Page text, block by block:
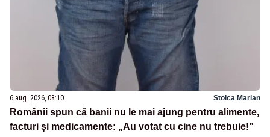
6 aug. 2026, 08:10 Stoica Marian
Românii spun că banii nu le mai ajung pentru alimente,
facturi și medicamente: „Au votat cu cine nu trebuie!”